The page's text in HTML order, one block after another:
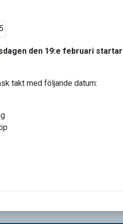
den 19:e februari
takt med följande datum: